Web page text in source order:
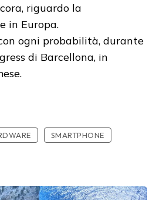
riguardo la
in Europa.
ogni probabilità, durante
di Barcellona, in
SMARTPHONE